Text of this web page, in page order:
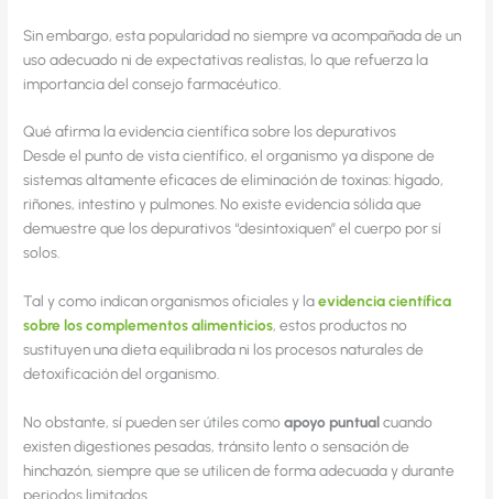
Sin embargo, esta popularidad no siempre va acompañada de un
uso adecuado ni de expectativas realistas, lo que refuerza la
importancia del consejo farmacéutico.
Qué afirma la evidencia científica sobre los depurativos
Desde el punto de vista científico, el organismo ya dispone de
sistemas altamente eficaces de eliminación de toxinas: hígado,
riñones, intestino y pulmones. No existe evidencia sólida que
demuestre que los depurativos “desintoxiquen” el cuerpo por sí
solos.
Tal y como indican organismos oficiales y laevidencia científica
sobre los complementos alimenticios, estos productos no
sustituyen una dieta equilibrada ni los procesos naturales de
detoxificación del organismo.
No obstante, sí pueden ser útiles comoapoyo puntualcuando
existen digestiones pesadas, tránsito lento o sensación de
hinchazón, siempre que se utilicen de forma adecuada y durante
periodos limitados.